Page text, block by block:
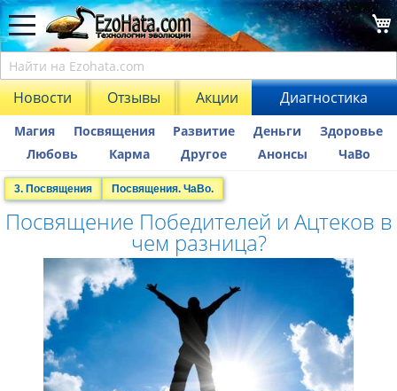
Новости Отзывы Акции Диагностика
Магия Посвящения Развитие Деньги
Здоровье
Любовь
Карма Другое Анонсы ЧаВо
3. Посвящения Посвящения. ЧаВо.
Посвящение Победителей и Ацтеков в
чем разница?